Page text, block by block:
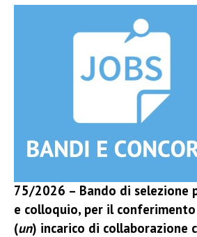
75/2026 – Bando di selezione
e colloquio, per il conferimento
(un) incarico di collaborazione